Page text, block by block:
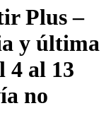
Plus –
y última
4 al 13
no